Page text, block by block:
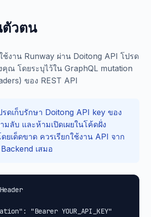
ตัวตน
ช้งาน Runway ผ่าน Doitong API โปรด
ณ โดยระบุไว้ใน GraphQL mutation
ของ REST API
รดเก็บรักษา Doitong API key ของ
มลับ และห้ามเปิดเผยในโค้ดฝั่ง
ยเด็ดขาด ควรเรียกใช้งาน API จาก
Backend เสมอ
"Bearer YOUR_API_KEY"